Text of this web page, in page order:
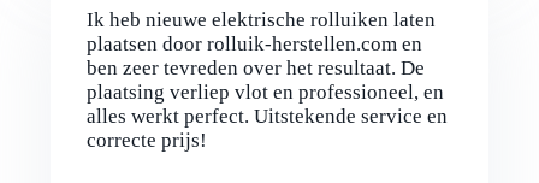
Ik heb nieuwe elektrische rolluiken laten
plaatsen door rolluik-herstellen.com en
ben zeer tevreden over het resultaat. De
plaatsing verliep vlot en professioneel, en
alles werkt perfect. Uitstekende service en
correcte prijs!